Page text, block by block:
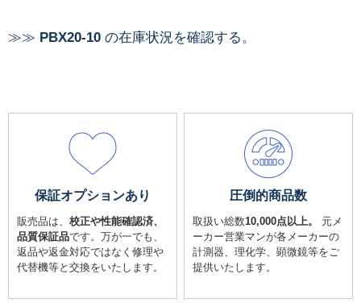
≫≫ PBX20-10 の在庫状況を確認する。
保証オプションあり
販売品は、 校正や性能確認済、
品質保証品です。万が一でも、
返品や返金対応ではなく修理や
代替機等と交換をいたします。
圧倒的商品数
取扱い総数10,000点以上。
元メ
ーカー営業マンが各メーカーの
計測器、理化学、顕微鏡等をご
提供いたします。